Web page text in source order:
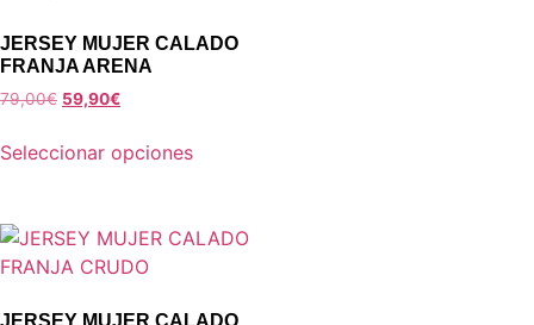
JERSEY MUJER CALADO
FRANJA ARENA
79,00€ 59,90€
Seleccionar opciones
JERSEY MUJER CALADO